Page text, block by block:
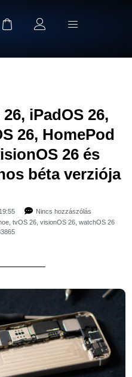
iPadOS 26,
26, HomePod
26 és
béta verziója
Nincs hozzászólás
tvOS 26 visionOS 26 watchOS 26